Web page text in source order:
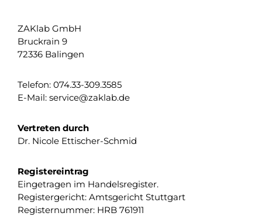
ZAKlab GmbH
Bruckrain 9
72336 Balingen
Telefon: 074.33-309.3585
E-Mail: service@zaklab.de
Vertreten durch
Dr. Nicole Ettischer-Schmid
Registereintrag
Eingetragen im Handelsregister.
Registergericht: Amtsgericht Stuttgart
Registernummer: HRB 761911